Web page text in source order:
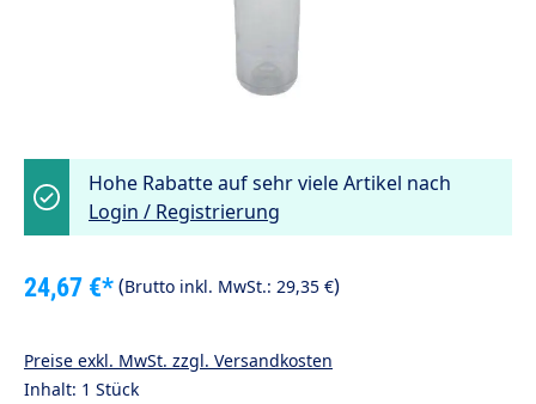
Hohe Rabatte auf sehr viele Artikel nach
Login / Registrierung
24,67 €*(Brutto inkl. MwSt.: 29,35 €)
Preise exkl. MwSt. zzgl. Versandkosten
Inhalt: 1 Stück